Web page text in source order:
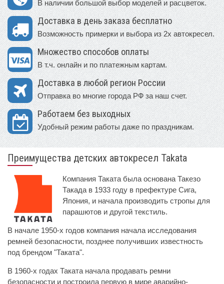
В наличии большой выбор моделей и расцветок.
Доставка в день заказа бесплатно
Возможность примерки и выбора из 2х автокресел.
Множество способов оплаты
В т.ч. онлайн и по платежным картам.
Доставка в любой регион России
Отправка во многие города РФ за наш счет.
Работаем без выходных
Удобный режим работы даже по праздникам.
Преимущества детских автокресел Takata
Компания Таката была основана Такезо
Такада в 1933 году в префектуре Сига,
Япония, и начала производить стропы для
парашютов и другой текстиль.
В начале 1950-х годов компания начала исследования
ремней безопасности, позднее получивших известность
под брендом "Таката".
В 1960-х годах Таката начала продавать ремни
безопасности и построила первую в мире аварийно-